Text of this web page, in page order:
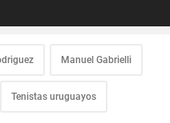
Manuel Gabrielli
Tenistas uruguayos